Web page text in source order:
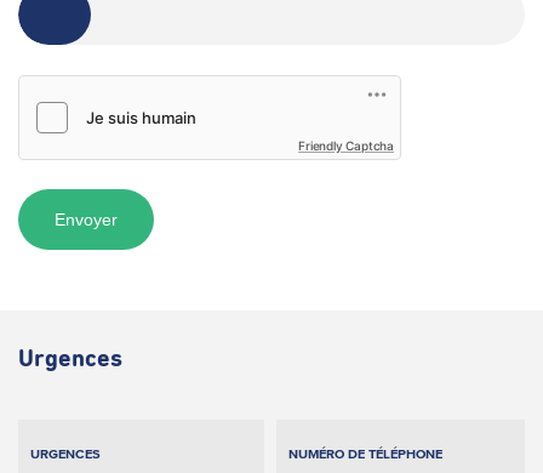
Friendly Captcha
Urgences
URGENCES NUMÉRO DE TÉLÉPHONE